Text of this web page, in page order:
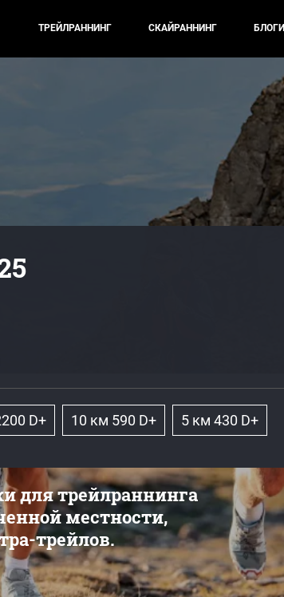
ТРЕЙЛРАННИНГ СКАЙРАННИНГ БЛОГИ
D+ 10 км 590 D+ 5 км 430 D+
для трейлраннинга
местности,
трейлов.